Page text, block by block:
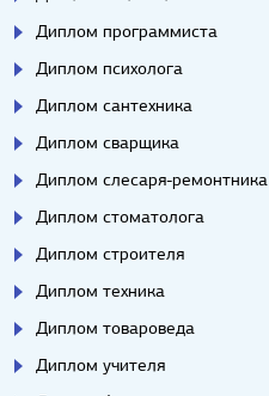
Диплом программиста
Диплом психолога
Диплом сантехника
Диплом сварщика
Диплом слесаря-ремонтника
Диплом стоматолога
Диплом строителя
Диплом техника
Диплом товароведа
Диплом учителя